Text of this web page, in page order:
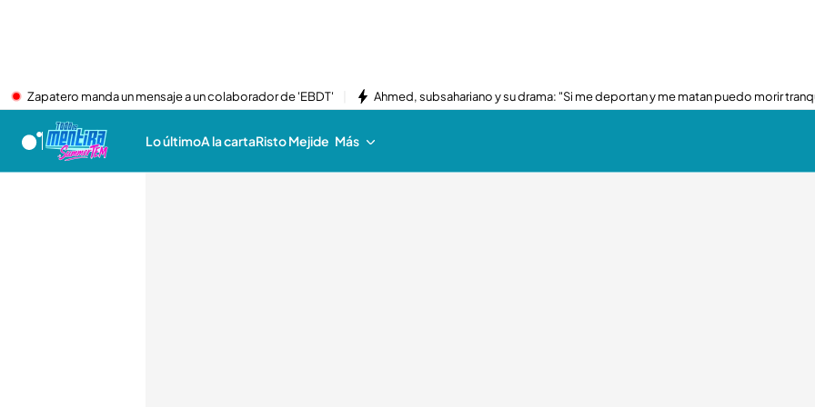
Zapatero manda un mensaje a un colaborador de 'EBDT' Ahmed, subsahariano y su drama: "Si me deportan y me matan puedo morir
Lo últimoA la cartaRisto Mejide Más